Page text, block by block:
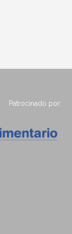
Patrocinado por: